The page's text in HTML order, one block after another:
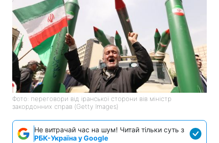
Фото: переговори від іранської сторони вів міністр
закордонних справ (Getty Images)
Не витрачай час на шум! Читай тільки суть з
РБК-Україна у Google